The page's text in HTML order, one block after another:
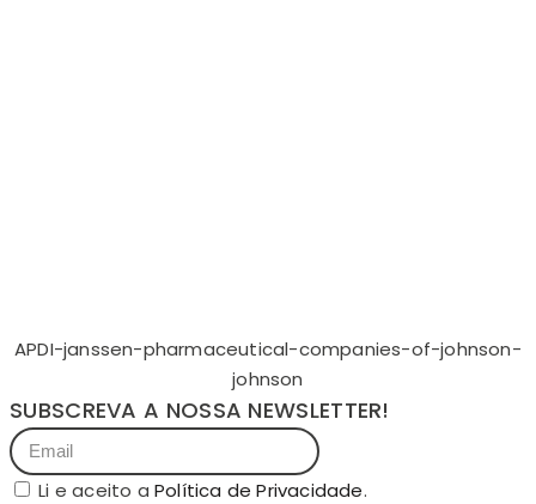
APDI-janssen-pharmaceutical-companies-of-johnson-
johnson
SUBSCREVA A NOSSA NEWSLETTER!
Li e aceito aPolítica de Privacidade.